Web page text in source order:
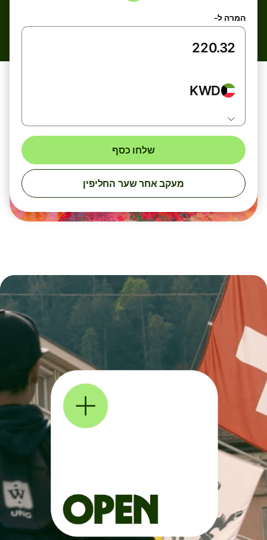
המרה ל-
KWD
שלחו כסף
מעקב אחר שער החליפין